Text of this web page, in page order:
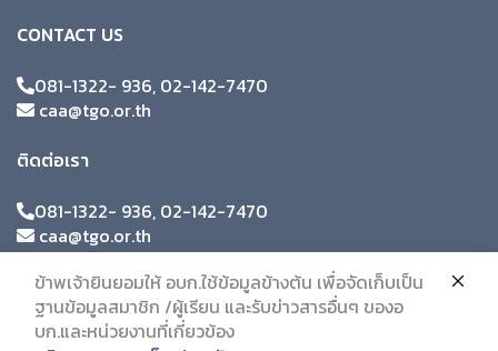
CONTACT US
081-1322- 936, 02-142-7470
caa@tgo.or.th
ติดต่อเรา
081-1322- 936, 02-142-7470
caa@tgo.or.th
ข้าพเจ้ายินยอมให้ อบก.ใช้ข้อมูลข้างต้น เพื่อจัดเก็บเป็น
ฐานข้อมูลสมาชิก /ผู้เรียน และรับข่าวสารอื่นๆ ของอ
บก.และหน่วยงานที่เกี่ยวข้อง